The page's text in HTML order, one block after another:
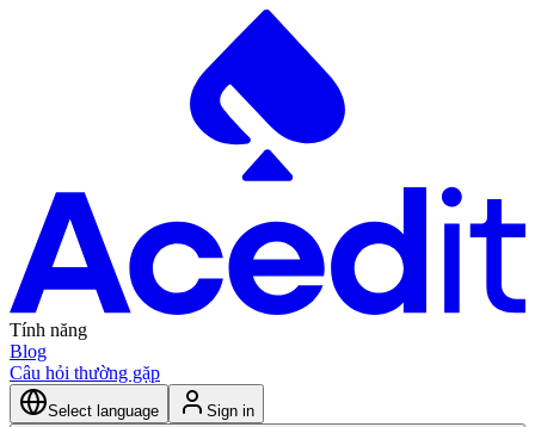
Tính năng
Blog
Câu hỏi thường gặp
Select language Sign in